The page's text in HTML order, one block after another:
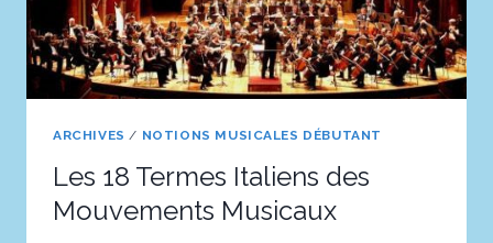
ARCHIVES / NOTIONS MUSICALES DÉBUTANT
Les 18 Termes Italiens des
Mouvements Musicaux